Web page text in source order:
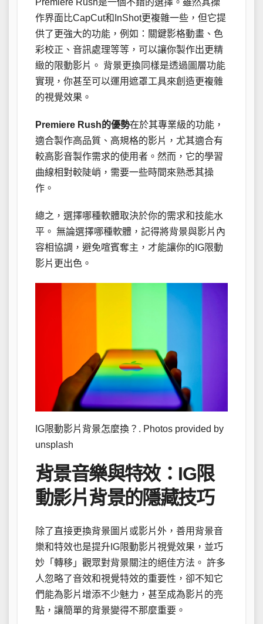
Premiere Rush是一個不錯的選擇。雖然其操
作界面比CapCut和InShot更複雜一些，但它提
供了更強大的功能，例如：關鍵影格動畫、色
彩校正、音訊處理等等，可以讓你製作出更精
緻的限動影片。 背景更換同樣是透過圖層功能
實現，你甚至可以運用遮罩工具來創造更複雜
的視覺效果。
Premiere Rush的優勢在於其專業級的功能，
適合製作高品質、高規格的影片，尤其適合有
較高影音製作需求的使用者。然而，它的學習
曲線相對較陡峭，需要一些時間來熟悉其操
作。
總之，選擇哪種軟體取決於你的需求和技能水
平。 無論選擇哪種軟體，記得將背景與影片內
容相協調，避免喧賓奪主，才能讓你的IG限動
影片更出色。
IG限動影片背景怎麼換？. Photos provided by
unsplash
背景音樂與特效：IG限
動影片背景的隱藏技巧
除了直接更換背景圖片或影片外，善用背景音
樂和特效也是提升IG限動影片視覺效果，並巧
妙「轉移」觀眾對背景關注的絕佳方法。 許多
人忽略了音效和視覺特效的重要性，卻不知它
們能為影片增添不少魅力，甚至成為影片的亮
點，讓簡單的背景變得不那麼重要。